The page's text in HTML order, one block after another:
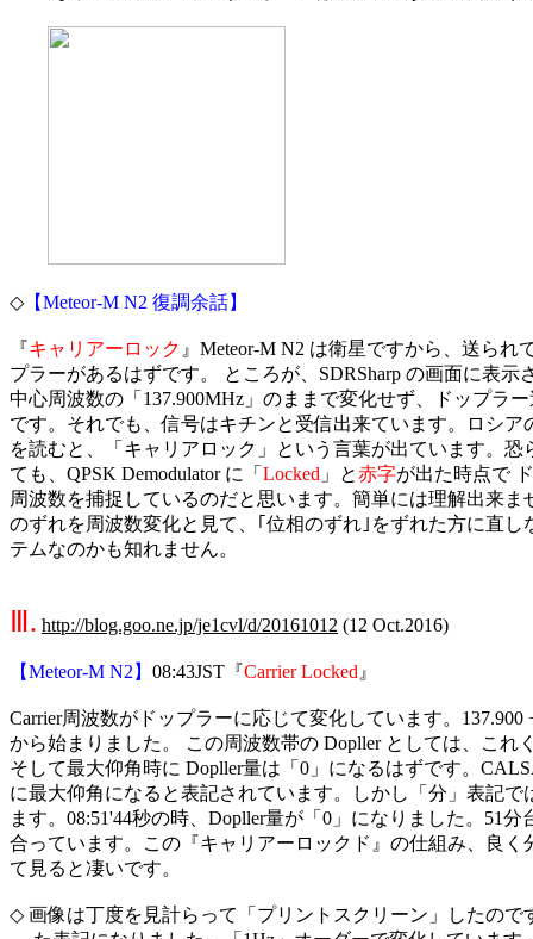
◇ 【Meteor-M N2 復調余話】
『キャリアーロック 』Meteor-M N2 は衛星ですから、送られ
プラーがあるはずです。 ところが、SDRSharp の画面に表示
中心周波数の「137.900MHz」のままで変化せず、ドップラ
です。それでも、信号はキチンと受信出来ています。ロシア
を読むと、「キャリアロック」という言葉が出ています。恐
ても、QPSK Demodulator に「 Locked 」と赤字が出た時点で
周波数を捕捉しているのだと思います。簡単には理解出来ま
のずれを周波数変化と見て、｢位相のずれ｣をずれた方に直し
テムなのかも知れません。
Ⅲ. http://blog.goo.ne.jp/je1cvl/d/20161012 (12 Oct.2016)
【Meteor-M N2】 08:43JST『Carrier Locked 』
Carrier周波数がドップラーに応じて変化しています。137.900
から始まりました。 この周波数帯の Dopller としては、これ
そして最大仰角時に Dopller量は「0」になるはずです。
に最大仰角になると表記されています。しかし「分」表記で
ます。08:51'44秒の時、Dopller量が「0」になりました。51分
合っています。この『キャリアーロックド』の仕組み、良く
て見ると凄いです。
◇ 画像は丁度を見計らって「プリントスクリーン」したので